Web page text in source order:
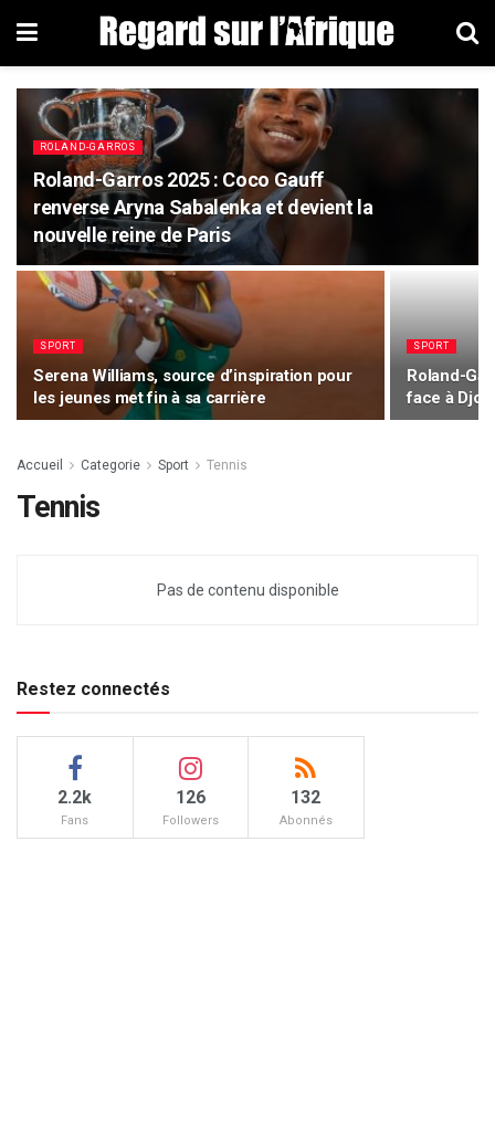
ROLAND-GARROS
Roland-Garros 2025 : Coco Gauff
renverse Aryna Sabalenka et devient la
nouvelle reine de Paris
SPORT
Serena Williams, source d’inspiration pour
les jeunes met fin à sa carrière
SPORT
Roland-
face à
Accueil Categorie Sport Tennis
Tennis
Pas de contenu disponible
Restez connectés
2.2k
Fans
126
Followers
132
Abonnés